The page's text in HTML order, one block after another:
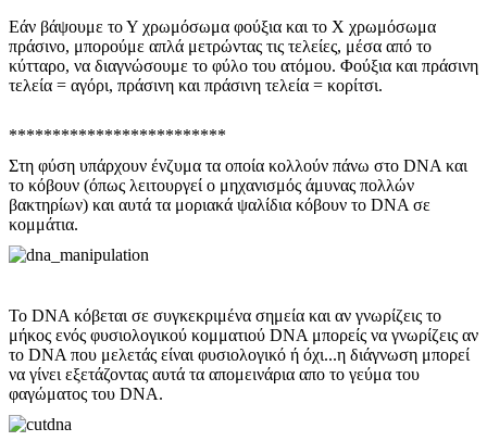
Εάν βάψουμε το Υ χρωμόσωμα φούξια και το Χ χρωμόσωμα
πράσινο, μπορούμε απλά μετρώντας τις τελείες, μέσα από το
κύτταρο, να διαγνώσουμε το φύλο του ατόμου. Φούξια και πράσινη
τελεία = αγόρι, πράσινη και πράσινη τελεία = κορίτσι.
*************************
Στη φύση υπάρχουν ένζυμα τα οποία κολλούν πάνω στο DNA και
το κόβουν (όπως λειτουργεί ο μηχανισμός άμυνας πολλών
βακτηρίων) και αυτά τα μοριακά ψαλίδια κόβουν το DNA σε
κομμάτια.
Το DNA κόβεται σε συγκεκριμένα σημεία και αν γνωρίζεις το
μήκος ενός φυσιολογικού κομματιού DNA μπορείς να γνωρίζεις αν
το DNA που μελετάς είναι φυσιολογικό ή όχι...η διάγνωση μπορεί
να γίνει εξετάζοντας αυτά τα απομεινάρια απο το γεύμα του
φαγώματος του DNA.